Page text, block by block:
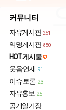
커뮤니티
자유게시판 251
익명게시판 850
HOT 게시물
웃음·연재 91
이슈·토론 23
자유홍보 25
공개일기장